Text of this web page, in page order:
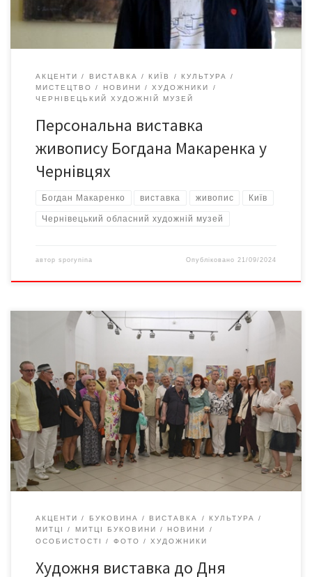
2012-2014р.р.- […]
АКЦЕНТИ ВИСТАВКА КИЇВ
КУЛЬТУРА
МИСТЕЦТВО
НОВИНИ
ХУДОЖНИКИ
ЧЕРНІВЕЦЬКИЙ ХУДОЖНІЙ МУЗЕЙ
Персональна виставка
живопису Богдана Макаренка у
Чернівцях
Богдан Макаренко виставка живопис Київ
Чернівецький обласний художній музей
автор sporynina Опубліковано 21/09/2024
15 серпня 2023-го у Чернівцях, у центрі культури «Вернісаж»
відбулося відкриття обласної художньої виставки,
присвяченої 33-тій річниці Незалежності України.
Організатори: Чернівецька обласна організація Національної
спілки художників України. Кожний твір виставки унікальний і
має і свого глядача. І на виставках завжди є трохи часу на
спілкування із колегами, знайомими, висловити свою […]
АКЦЕНТИ БУКОВИНА ВИСТАВКА
КУЛЬТУРА
МИТЦІ
МИТЦІ БУКОВИНИ
НОВИНИ
ОСОБИСТОСТІ
ФОТО ХУДОЖНИКИ
Художня виставка до Дня